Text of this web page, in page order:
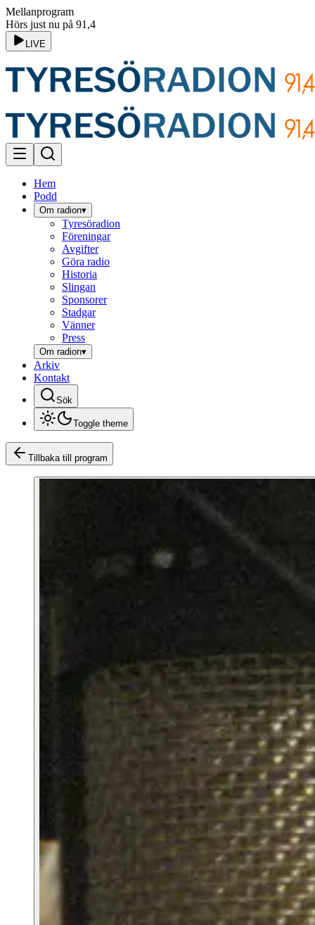
Mellanprogram
Hörs just nu på 91,4
LIVE
Hem
Podd
Om radion▾
Tyresöradion
Föreningar
Avgifter
Göra radio
Historia
Slingan
Sponsorer
Stadgar
Vänner
Press
Om radion▾
Arkiv
Kontakt
Sök
Toggle theme
Tillbaka till program